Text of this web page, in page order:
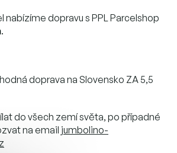
dopravu s PPL Parcelshop
.
doprava na Slovensko ZA 5,5
do všech zemí světa, po případné
na email jumbolino-